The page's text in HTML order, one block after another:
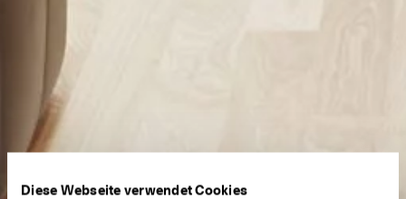
Diese Webseite verwendet Cookies